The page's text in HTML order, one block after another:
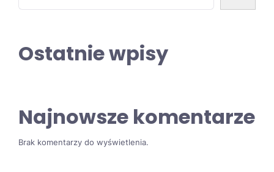
Ostatnie wpisy
Najnowsze komentarze
Brak komentarzy do wyświetlenia.